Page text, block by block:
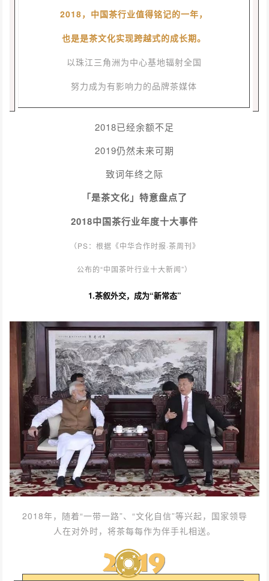
2018，中国茶行业值得铭记的一年，
也是是茶文化实现跨越式的成长期。
以珠江三角洲为中心基地辐射全国
努力成为有影响力的品牌茶媒体
2018已经余额不足
2019仍然未来可期
致词年终之际
「是茶文化」特意盘点了
2018中国茶行业年度十大事件
（PS：根据《中华合作时报·茶周刊》
公布的“中国茶叶行业十大新闻”）
1.茶叙外交，成为“新常态”
2018年，随着“一带一路”、“文化自信”等兴起，国家领导
人在对外时，将茶每每作为伴手礼相送。